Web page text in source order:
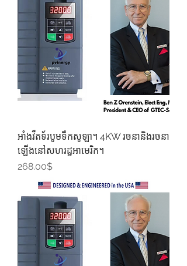
អាំងវឺតទ័របូមទឹកសូឡា។ 4KW រចនានិងរចនា
ឡើងនៅសហរដ្ឋអាមេរិក។
Price
268.00$